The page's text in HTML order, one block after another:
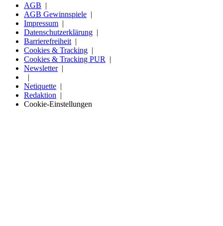
AGB
AGB Gewinnspiele
Impressum
Datenschutzerklärung
Barrierefreiheit
Cookies & Tracking
Cookies & Tracking PUR
Newsletter
Netiquette
Redaktion
Cookie-Einstellungen